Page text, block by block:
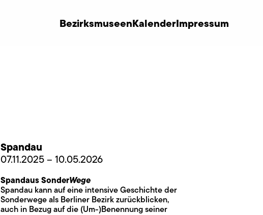
BezirksmuseenKalenderImpressum
Spandau
07.11.2025 – 10.05.2026
Spandaus SonderWege
Spandau kann auf eine intensive Geschichte der
Sonderwege als Berliner Bezirk zurückblicken,
auch in Bezug auf die (Um-)Benennung seiner